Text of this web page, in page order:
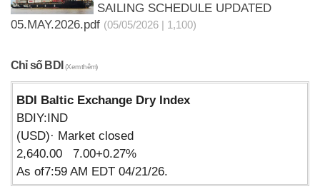
SAILING SCHEDULE UPDATED
05.MAY.2026.pdf (05/05/2026 | 1,100)
Chỉ số BDI(Xem thêm)
BDI Baltic Exchange Dry Index
BDIY:IND
(USD)· Market closed
2,640.00 7.00+0.27%
As of7:59 AM EDT 04/21/26.